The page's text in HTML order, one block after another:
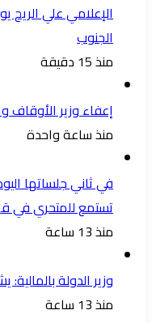
الإعلامي علي الريح
الجنوب
منذ 15 دقيقة
إعفاء وزير الأوقاف
منذ ساعة واحدة
في ثاني جلساتها
تستمع للمتحري في
منذ 13 ساعة
وزير الدولة
منذ 13 ساعة